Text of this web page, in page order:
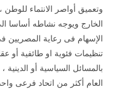
وتعميق أواصر الانتماء
الخارج ويوجه نشاطه أساسا
الإسهام فى رعاية المصريين
تنظيمات فئوية او طائفية أو
بالمسائل السياسية أو
العام أكثر من اتحاد فرعى